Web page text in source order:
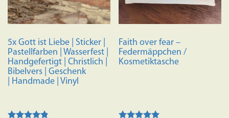
5x Gott ist Liebe | Sticker |
Pastellfarben | Wasserfest |
Handgefertigt | Christlich |
Bibelvers | Geschenk
| Handmade | Vinyl
Faith over fear –
Federmäppchen /
Kosmetiktasche